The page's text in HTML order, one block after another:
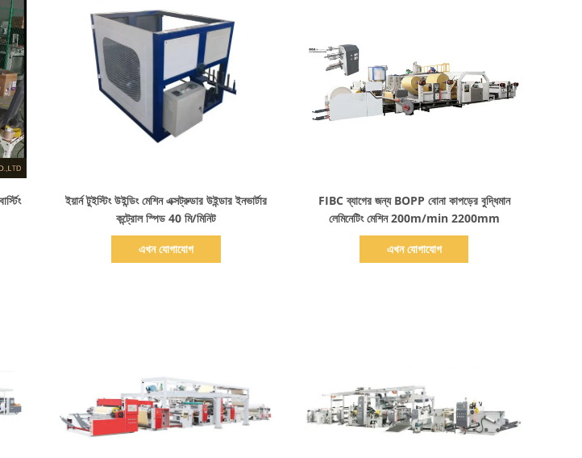
ইয়ার্ন টুইস্টিং উইন্ডিং মেশিন এক্সট্রুডার উইন্ডার ইনভার্টার
কন্ট্রোল স্পিড 40 মি/মিনিট
এখন যোগাযোগ
FIBC ব্যাগের জন্য BOPP বোনা কাপড়ের বুদ্ধিমান
লেমিনেটিং মেশিন 200m/min 2200mm
এখন যোগাযোগ